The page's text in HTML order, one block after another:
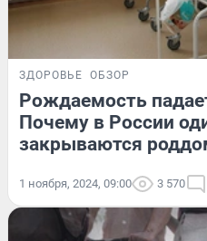
ЗДОРОВЬЕ ОБЗОР
Рождаемость
Почему в России
закрываются
1 ноября, 2024, 09:00 3 570